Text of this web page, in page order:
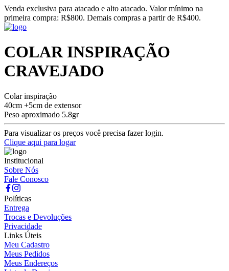
Venda exclusiva para atacado e alto atacado. Valor mínimo na
primeira compra: R$800. Demais compras a partir de R$400.
COLAR INSPIRAÇÃO
CRAVEJADO
Colar inspiração
40cm +5cm de extensor
Peso aproximado 5.8gr
Para visualizar os preços você precisa fazer login.
Clique aqui para logar
Institucional
Sobre Nós
Fale Conosco
Políticas
Entrega
Trocas e Devoluções
Privacidade
Links Úteis
Meu Cadastro
Meus Pedidos
Meus Endereços